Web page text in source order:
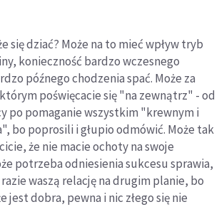
się dziać? Może na to mieć wpływ tryb
konieczność bardzo wczesnego
późnego chodzenia spać. Może za
poświęcacie się "na zewnątrz" - od
po pomaganie wszystkim "krewnym i
bo poprosili i głupio odmówić. Może tak
że nie macie ochoty na swoje
potrzeba odniesienia sukcesu sprawia,
waszą relację na drugim planie, bo
jest dobra, pewna i nic złego się nie